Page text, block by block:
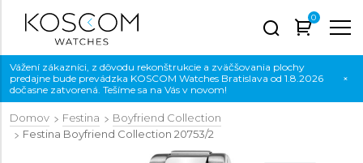
0
Vážení zákazníci, z dôvodu rekonštrukcie a zväčšovania plochy
predajne bude prevádzka KOSCOM Watches Bratislava od 1.8.2026
dočasne zatvorená. Tešíme sa na Vás v novom!
×
Domov Festina
Boyfriend Collection
Festina Boyfriend Collection 20753/2